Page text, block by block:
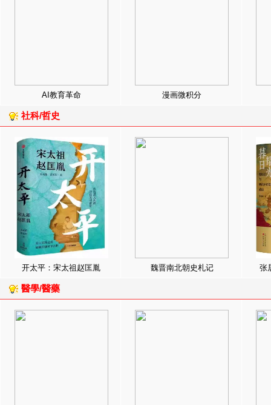
AI教育革命 漫画微积分
社科/哲史
开太平：宋太祖赵匡胤 魏晋南北朝史札记 张
醫學/醫藥